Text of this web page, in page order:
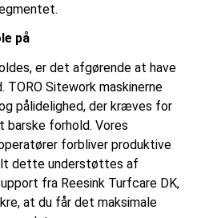
på
er det afgørende at have
TORO Sitework maskinerne
pålidelighed, der kræves for
barske forhold. Vores
forbliver produktive
dette understøttes af
fra Reesink Turfcare DK,
at du får det maksimale